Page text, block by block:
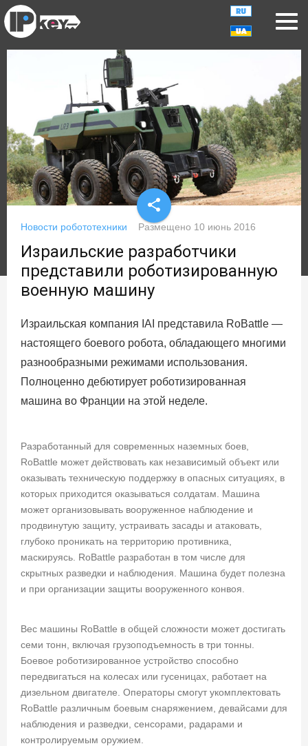
share
Новости робототехники Размещено 10 июнь 2016
Израильские разработчики
представили роботизированную
военную машину
Израильская компания IAI представила RoBattle —
настоящего боевого робота, обладающего многими
разнообразными режимами использования.
Полноценно дебютирует роботизированная
машина во Франции на этой неделе.
Разработанный для современных наземных боев,
RoBattle может действовать как независимый объект или
оказывать техническую поддержку в опасных ситуациях, в
которых приходится оказываться солдатам. Машина
может организовывать вооруженное наблюдение и
продвинутую защиту, устраивать засады и атаковать,
глубоко проникать на территорию противника,
маскируясь. RoBattle разработан в том числе для
скрытных разведки и наблюдения. Машина будет полезна
и при организации защиты вооруженного конвоя.
Вес машины RoBattle в общей сложности может достигать
семи тонн, включая грузоподъемность в три тонны.
Боевое роботизированное устройство способно
передвигаться на колесах или гусеницах, работает на
дизельном двигателе. Операторы смогут укомплектовать
RoBattle различным боевым снаряжением, девайсами для
наблюдения и разведки, сенсорами, радарами и
контролируемым оружием.